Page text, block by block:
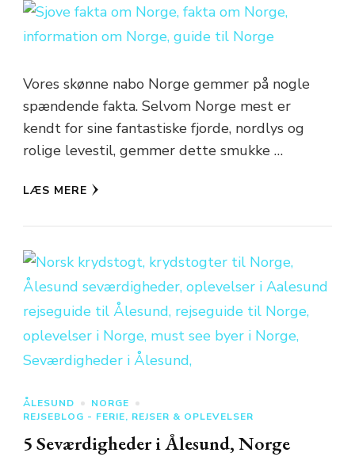
Vores skønne nabo Norge gemmer på nogle
spændende fakta. Selvom Norge mest er
kendt for sine fantastiske fjorde, nordlys og
rolige levestil, gemmer dette smukke …
LÆS MERE
ÅLESUND
NORGE
REJSEBLOG - FERIE, REJSER & OPLEVELSER
5 Seværdigheder i Ålesund, Norge